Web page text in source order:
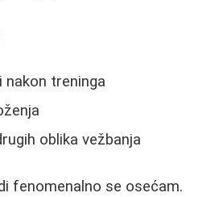
treninga
oblika vežbanja
fenomenalno se osećam.